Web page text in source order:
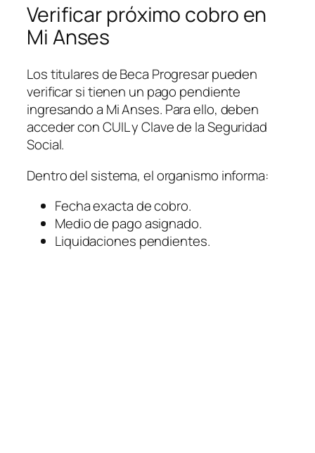
Verificar próximo cobro en
Mi Anses
Los titulares de Beca Progresar pueden
verificar si tienen un pago pendiente
ingresando a Mi Anses. Para ello, deben
acceder con CUIL y Clave de la Seguridad
Social.
Dentro del sistema, el organismo informa:
Fecha exacta de cobro.
Medio de pago asignado.
Liquidaciones pendientes.